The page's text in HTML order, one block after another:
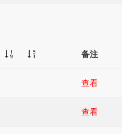
备注
查看
查看